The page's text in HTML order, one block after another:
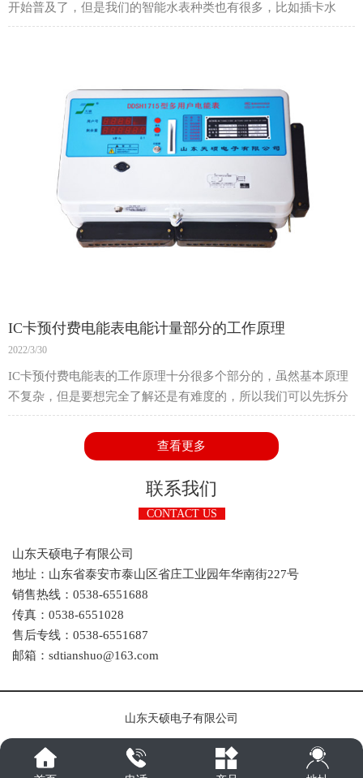
开始普及了，但是我们的智能水表种类也有很多，比如插卡水
表，它也是预付费水表的一种。
IC卡预付费电能表电能计量部分的工作原理
2022/3/30
IC卡预付费电能表的工作原理十分很多个部分的，虽然基本原理
不复杂，但是要想完全了解还是有难度的，所以我们可以先拆分
来一部分一部分的讲解，今天我们主要看看电能即两部分的工作
原理是怎样的。
查看更多
联系我们
CONTACT US
山东天硕电子有限公司
地址：山东省泰安市泰山区省庄工业园年华南街227号
销售热线：0538-6551688
传真：0538-6551028
售后专线：0538-6551687
邮箱：sdtianshuo@163.com
山东天硕电子有限公司